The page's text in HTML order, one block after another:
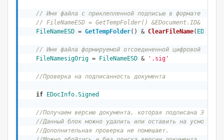
// Имя файла с приклепленной подписью в формате ESD
// FileNameESD = GetTempFolder() &EDocument.ID& '.'
FileNameESD = GetTempFolder() & ClearFileName( EDoc.
// Имя файла формируемой отсоединенной цифровой
FileNamesigOrig = FileNameESD & '.sig'
//Проверка на подписанность документа
if EDocInfo.Signed
//Получаем версию документа, которая подписана ЭП.
//Данный блок можно удалить или оставить на
//Дополнительная проверка не